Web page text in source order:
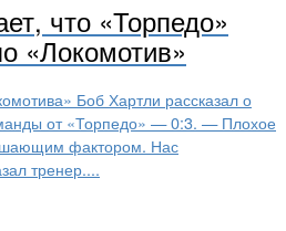
что «Торпедо»
«Локомотив»
Боб Хартли рассказал о
от «Торпедо» — 0:3. — Плохое
фактором. Нас
тренер....